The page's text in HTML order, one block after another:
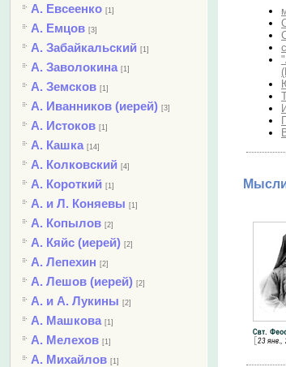
А. Евсеенко [1]
А. Емцов [3]
А. Забайкальский [1]
А. Заволокина [1]
А. Земсков [1]
А. Иванников (иерей) [3]
А. Истоков [1]
А. Кашка [14]
А. Колковский [4]
А. Короткий [1]
А. и Л. Коняевы [1]
А. Копылов [2]
А. Кяйс (иерей) [2]
А. Лепехин [2]
А. Лешов (иерей) [2]
А. и А. Лукины [2]
А. Машкова [1]
А. Мелехов [1]
А. Михайлов [1]